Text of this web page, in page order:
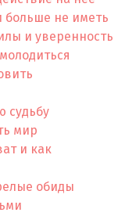
больше не иметь
и уверенность
судьбу
мир
и как
обиды